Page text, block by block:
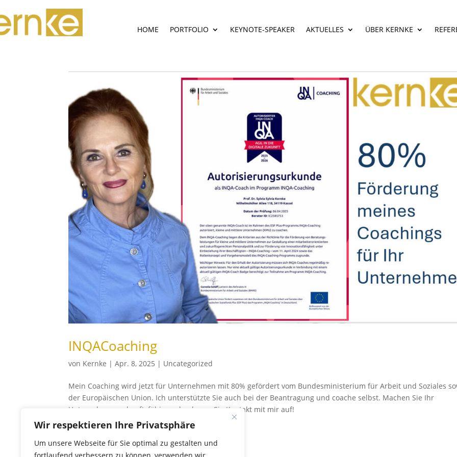
Wir respektieren Ihre Privatsphäre
Um unsere Webseite für Sie optimal zu gestalten und
HOME PORTFOLIO KEYNOTE-SPEAKER AKTUELLES ÜBER KERNKE
INQACoaching
von Kernke |Apr. 8, 2025 | Uncategorized
Mein Coaching wird jetzt für Unternehmen mit 80% gefördert vom Bundesministerium für Arbeit und Soziales
der Europäischen Union. Ich unterstützte Sie auch bei der Beantragung und coache selbst. Machen Sie Ihr
Unternehmen zukunftsfähig und nehmen Sie Kontakt mit mir auf!
→ Weiterlesen